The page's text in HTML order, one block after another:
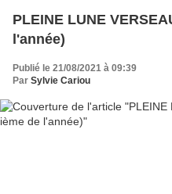
PLEINE LUNE
l'année)
Publié le 21/08/2021 à 09:39
Par Sylvie Cariou